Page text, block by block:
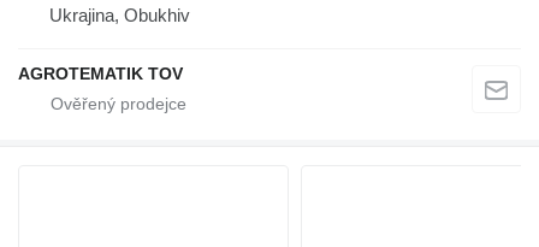
Ukrajina, Obukhiv
AGROTEMATIK TOV